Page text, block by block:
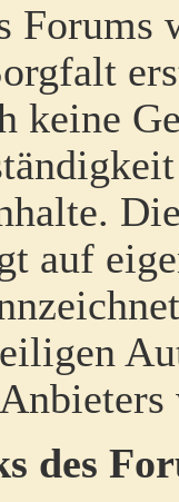
Forums
keine
auf
des